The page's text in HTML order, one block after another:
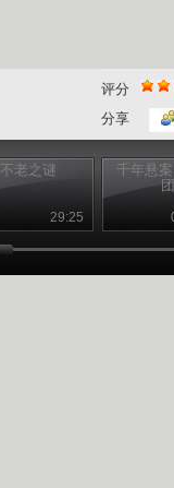
评分
分享
不老之谜
29:25
千年悬
团